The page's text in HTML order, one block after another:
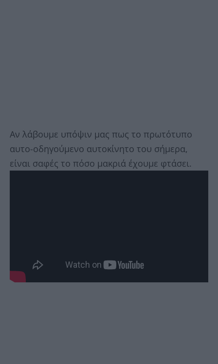
Αν λάβουμε υπόψιν μας πως το πρωτότυπο
αυτο-οδηγούμενο αυτοκίνητο του σήμερα,
είναι σαφές το πόσο μακριά έχουμε φτάσει.